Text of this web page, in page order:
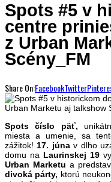
Spots #5 v
centre
z Urban
Scény_FM
Share On:FacebookTwitter
Spots číslo päť, unikátn
miesta a umenie, sa
zážitok! 17. júnav dlho
domu na Laurinskej 19
Urban Marketu a
divoká párty, ktorú